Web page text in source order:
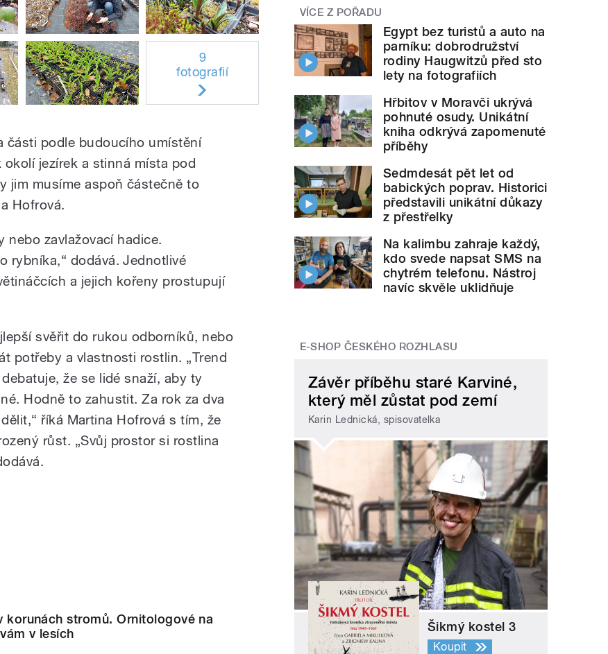
9
fotografií
části podle budoucího umístění
jezírek a stinná místa pod
jim musíme aspoň částečně to
Hofrová.
nebo zavlažovací hadice.
rybníka,“ dodává. Jednotlivé
a jejich kořeny prostupují
svěřit do rukou odborníků, nebo
potřeby a vlastnosti rostlin. „Trend
že se lidé snaží, aby ty
Hodně to zahustit. Za rok za dva
říká Martina Hofrová s tím, že
růst. „Svůj prostor si rostlina
korunách stromů. Ornitologové na
v lesích
VÍCE Z POŘADU
Egypt bez turistů a auto na
parníku: dobrodružství
rodiny Haugwitzů před sto
lety na fotografiích
Hřbitov v Moravči ukrývá
pohnuté osudy. Unikátní
kniha odkrývá zapomenuté
příběhy
Sedmdesát pět let od
babických poprav. Historici
představili unikátní důkazy
z přestřelky
Na kalimbu zahraje každý,
kdo svede napsat SMS na
chytrém telefonu. Nástroj
navíc skvěle uklidňuje
E-SHOP ČESKÉHO ROZHLASU
Závěr příběhu staré Karviné,
který měl zůstat pod zemí
Karin Lednická, spisovatelka
Šikmý kostel 3
Koupit